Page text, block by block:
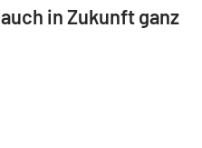
in Zukunft ganz